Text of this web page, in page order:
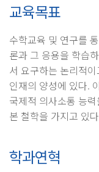
교육목표
수학교육 및 연구를
론과 그 응용을 학습
서 요구하는 논리적
인재의 양성에 있다.
국제적 의사소통 능
본 철학을 가지고 있
학과연혁